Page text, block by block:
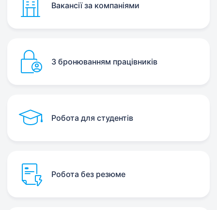
Вакансії за компаніями
З бронюванням працівників
Робота для студентів
Робота без резюме